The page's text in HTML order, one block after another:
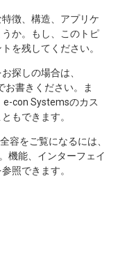
徴、構造、アプリケ
か。もし、このトピ
を残してください。
探しの場合は、
お書きください。ま
e-con Systemsのカス
もできます。
容をご覧になるには、
機能、インターフェイ
照できます。